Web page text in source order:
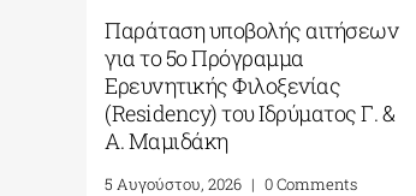
Το Ίδρυμα Γ. & Α. Μαμιδάκη
ανακοινώνει την έναρξη
αιτήσεων για το 5ο Πρόγραμμα
Ερευνητικής Φιλοξενίας
(Residency)
20 Ιουλίου, 2026 | 0 Comments